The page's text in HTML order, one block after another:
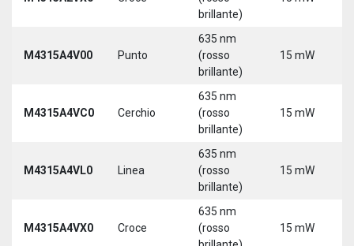
brillante)
M4315A4V00 Punto
635 nm
(rosso
brillante)
15 mW
M4315A4VC0 Cerchio
635 nm
(rosso
brillante)
15 mW
M4315A4VL0 Linea
635 nm
(rosso
brillante)
15 mW
M4315A4VX0 Croce
635 nm
(rosso
15 mW